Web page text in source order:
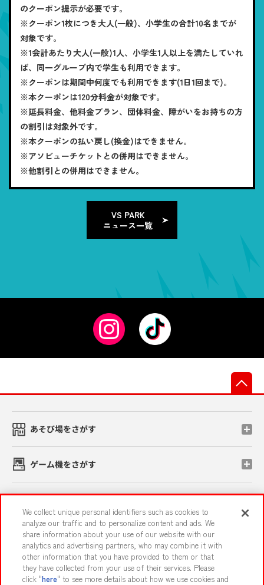
のクーポン提示が必要です。
※クーポン1枚につき大人(一般)、小学生の合計10名までが
対象です。
※1会計あたり大人(一般)1人、小学生1人以上を満たしていれ
ば、同一グループ内で学生も利用できます。
※クーポンは期間中何度でも利用できます(1日1回まで)。
※本クーポンは120分料金が対象です。
※延長料金、他料金プラン、団体料金、障がいをお持ちの方
の割引は対象外です。
※本クーポンの払い戻し(換金)はできません。
※アソビューチケットとの併用はできません。
※他割引との併用はできません。
VS PARK
ニュース一覧
あそび場をさがす
ゲーム機をさがす
イベント・キャンペーン
We collect unique personal identifiers such as cookies to
analyze our traffic and to personalize content and ads. We
share information about your use of our website with our
analytics and advertising partners, who may combine it with
other information that you have provided to them or that
they have collected from your use of their services. Please
click "here" to see more details about how we use cookies and